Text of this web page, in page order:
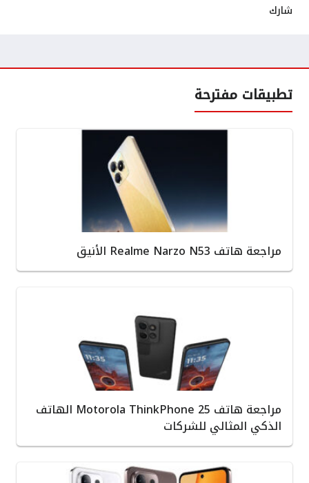
شارك
تطبيقات مفترحة
مراجعة هاتف Realme Narzo N53 الأنيق
مراجعة هاتف Motorola ThinkPhone 25 الهاتف
الذكي المثالي للشركات